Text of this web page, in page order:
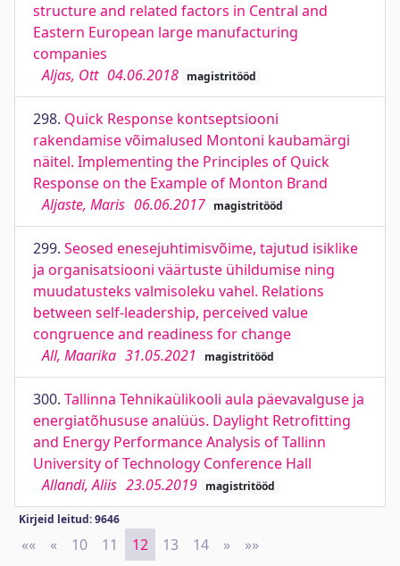
structure and related factors in Central and
Eastern European large manufacturing
companies
Aljas, Ott 04.06.2018 magistritööd
298. Quick Response kontseptsiooni
rakendamise võimalused Montoni kaubamärgi
näitel. Implementing the Principles of Quick
Response on the Example of Monton Brand
Aljaste, Maris 06.06.2017 magistritööd
299. Seosed enesejuhtimisvõime, tajutud isiklike
ja organisatsiooni väärtuste ühildumise ning
muudatusteks valmisoleku vahel. Relations
between self-leadership, perceived value
congruence and readiness for change
All, Maarika 31.05.2021 magistritööd
300. Tallinna Tehnikaülikooli aula päevavalguse ja
energiatõhususe analüüs. Daylight Retrofitting
and Energy Performance Analysis of Tallinn
University of Technology Conference Hall
Allandi, Aliis 23.05.2019 magistritööd
Kirjeid leitud: 9646
«« First
« Previous
10 11 12 13 14 » Next
»»